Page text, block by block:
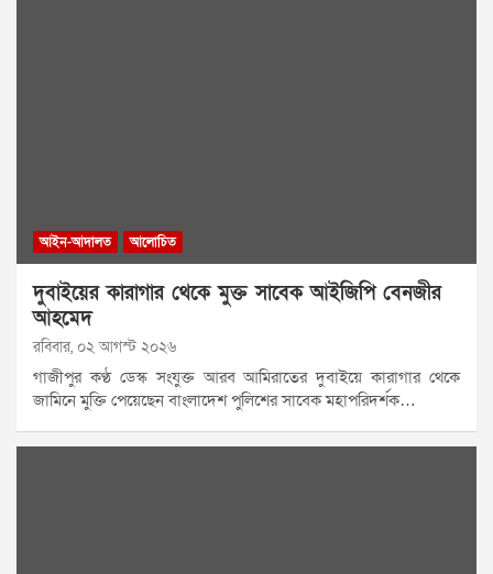
আইন-আদালত আলোচিত
দুবাইয়ের কারাগার থেকে মুক্ত সাবেক আইজিপি বেনজীর
আহমেদ
রবিবার, ০২ আগস্ট ২০২৬
গাজীপুর কণ্ঠ ডেস্ক সংযুক্ত আরব আমিরাতের দুবাইয়ে কারাগার থেকে
জামিনে মুক্তি পেয়েছেন বাংলাদেশ পুলিশের সাবেক মহাপরিদর্শক…